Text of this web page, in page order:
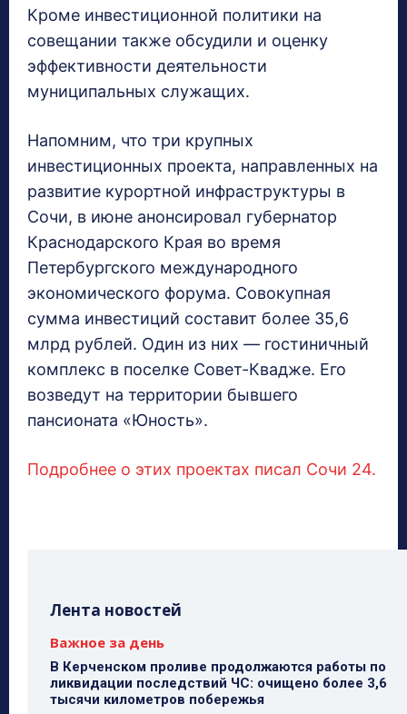
Кроме инвестиционной политики на
совещании также обсудили и оценку
эффективности деятельности
муниципальных служащих.
Напомним, что три крупных
инвестиционных проекта, направленных на
развитие курортной инфраструктуры в
Сочи, в июне анонсировал губернатор
Краснодарского Края во время
Петербургского международного
экономического форума. Совокупная
сумма инвестиций составит более 35,6
млрд рублей. Один из них — гостиничный
комплекс в поселке Совет-Квадже. Его
возведут на территории бывшего
пансионата «Юность».
Подробнее о этих проектах писал Сочи 24.
Лента новостей
Важное за день
В Керченском проливе продолжаются работы по
ликвидации последствий ЧС: очищено более 3,6
тысячи километров побережья